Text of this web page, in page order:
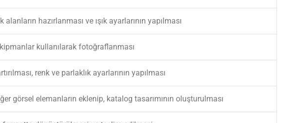
hazırlanması ve ışık ayarlarının yapılması
kullanılarak fotoğraflanması
renk ve parlaklık ayarlarının yapılması
görsel elemanların eklenip, katalog tasarımının oluşturulması